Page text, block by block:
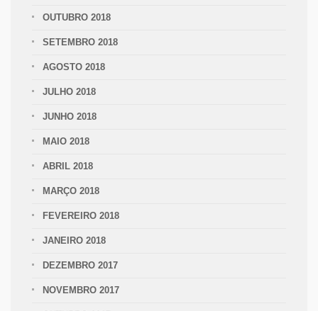
OUTUBRO 2018
SETEMBRO 2018
AGOSTO 2018
JULHO 2018
JUNHO 2018
MAIO 2018
ABRIL 2018
MARÇO 2018
FEVEREIRO 2018
JANEIRO 2018
DEZEMBRO 2017
NOVEMBRO 2017